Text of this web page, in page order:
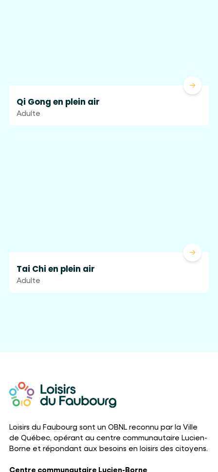
Lire la
Qi Gong en plein air
Adulte
Lire la
Tai Chi en plein air
Adulte
Loisirs du Faubourg sont un OBNL reconnu par la Ville
de Québec, opérant au centre communautaire Lucien-
Borne et répondant aux besoins en loisirs des citoyens.
Centre communautaire Lucien-Borne